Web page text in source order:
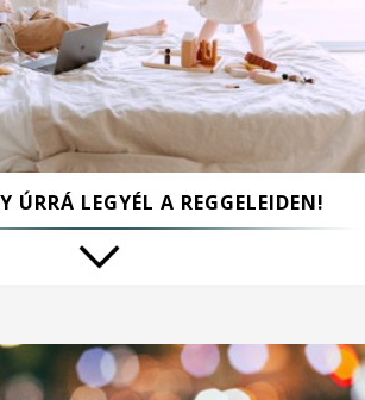
ÚRRÁ LEGYÉL A REGGELEIDEN!